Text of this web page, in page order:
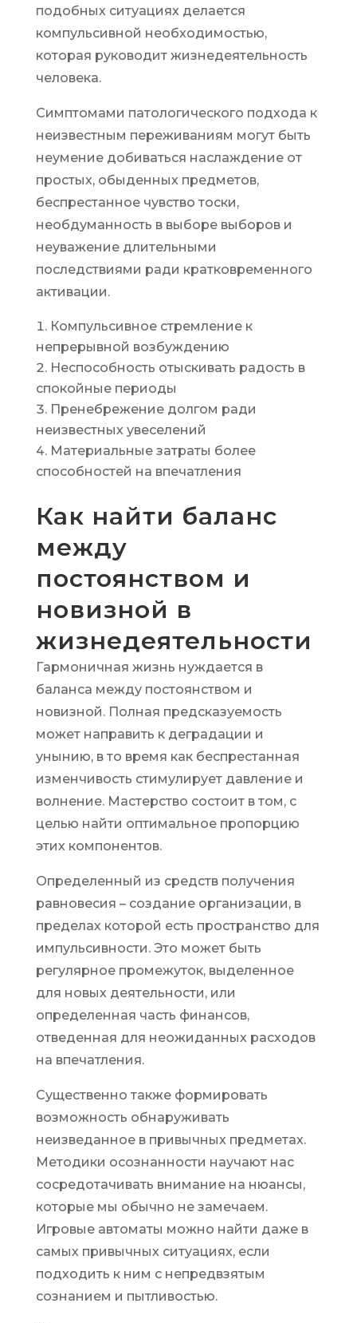
подобных ситуациях делается
компульсивной необходимостью,
которая руководит жизнедеятельность
человека.
Симптомами патологического подхода к
неизвестным переживаниям могут быть
неумение добиваться наслаждение от
простых, обыденных предметов,
беспрестанное чувство тоски,
необдуманность в выборе выборов и
неуважение длительными
последствиями ради кратковременного
активации.
Компульсивное стремление к
непрерывной возбуждению
Неспособность отыскивать радость в
спокойные периоды
Пренебрежение долгом ради
неизвестных увеселений
Материальные затраты более
способностей на впечатления
Как найти баланс
между
постоянством и
новизной в
жизнедеятельности
Гармоничная жизнь нуждается в
баланса между постоянством и
новизной. Полная предсказуемость
может направить к деградации и
унынию, в то время как беспрестанная
изменчивость стимулирует давление и
волнение. Мастерство состоит в том, с
целью найти оптимальное пропорцию
этих компонентов.
Определенный из средств получения
равновесия – создание организации, в
пределах которой есть пространство для
импульсивности. Это может быть
регулярное промежуток, выделенное
для новых деятельности, или
определенная часть финансов,
отведенная для неожиданных расходов
на впечатления.
Существенно также формировать
возможность обнаруживать
неизведанное в привычных предметах.
Методики осознанности научают нас
сосредотачивать внимание на нюансы,
которые мы обычно не замечаем.
Игровые автоматы можно найти даже в
самых привычных ситуациях, если
подходить к ним с непредвзятым
сознанием и пытливостью.